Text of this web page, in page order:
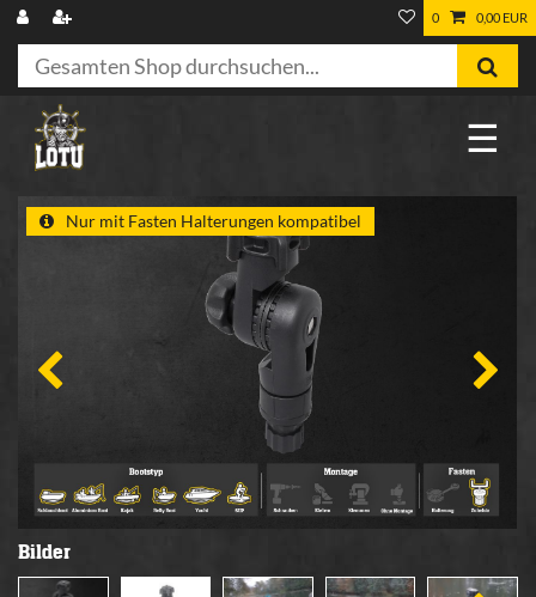
0 0,00 EUR
☰
Nur mit Fasten Halterungen kompatibel
Bilder